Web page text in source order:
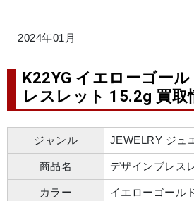
2024年01月
K22YG イエローゴー
レスレット 15.2g 買取
ジャンル JEWELRY ジュ
商品名 デザインブレス
カラー イエローゴール